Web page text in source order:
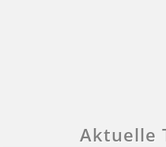
Aktuelle